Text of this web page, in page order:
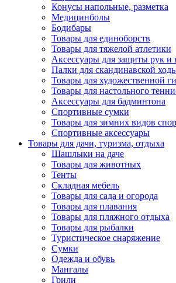
Конусы напольные, разметка
Медицинболы
Бодибары
Товары для единоборств
Товары для тяжелой атлетики
Аксессуары для защиты рук и
Палки для скандинавской
Товары для художественной
Товары для настольного
Аксессуары для бадминтона
Спортивные сумки
Товары для зимних видов
Спортивные аксессуары
Товары для дачи, туризма, отдыха
Шашлыки на даче
Товары для животных
Тенты
Складная мебель
Товары для сада и огорода
Товары для плавания
Товары для пляжного отдыха
Товары для рыбалки
Туристическое снаряжение
Сумки
Одежда и обувь
Мангалы
Грили